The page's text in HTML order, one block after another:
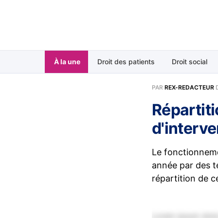
À la une Droit des patients Droit social
PAR REX-REDACTEUR
Le
année par des
répartition de
Lorem ipsum